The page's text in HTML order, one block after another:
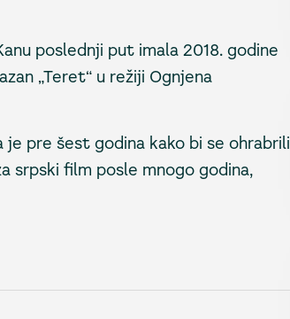
poslednji put imala 2018. godine
„Teret“ u režiji Ognjena
pre šest godina kako bi se ohrabrili
srpski film posle mnogo godina,